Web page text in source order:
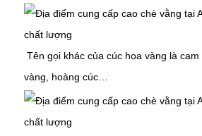
Tên gọi khác của cúc hoa vàng là
vàng, hoàng cúc…